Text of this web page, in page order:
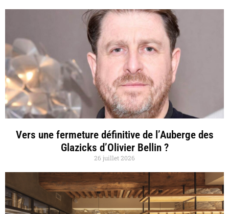
Vers une fermeture définitive de l’Auberge des
Glazicks d’Olivier Bellin ?
26 juillet 2026